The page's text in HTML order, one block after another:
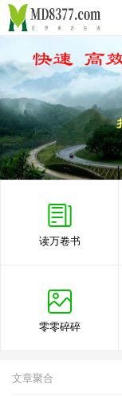
读万卷书
零零碎碎
文章聚合